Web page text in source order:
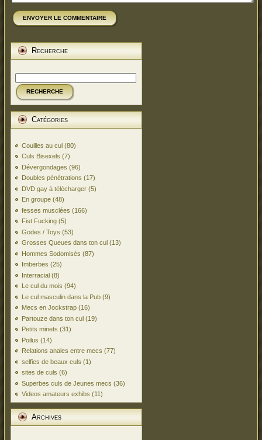
ENVOYER LE COMMENTAIRE
Recherche
RECHERCHE
Catégories
Couilles au cul (80)
Culs Bisexels (7)
Dévergondages (96)
Doubles pénétrations (17)
DVD gay à télécharger (5)
En groupe (48)
fesses musclées (166)
Fist Fucking (5)
Godes / Toys (53)
Grosses Queues dans ton cul (13)
Hommes Sodomisés (87)
Imberbes (25)
Interracial (8)
Le cul du mois (94)
Le cul masculin dans la Pub (9)
Mecs en Jockstrap (16)
Partouze dans ton cul (19)
Petits minets (31)
Poilus (14)
Relations anales entre mecs (77)
selfies de beaux culs (1)
sites de culs (6)
Superbes culs de Jeunes mecs (36)
Videos amateurs exhibs (11)
Archives